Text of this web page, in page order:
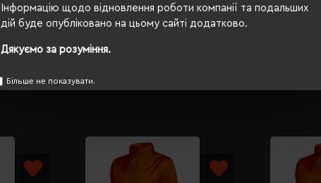
Інформацію щодо відновлення роботи компанії та подальших
дій буде опубліковано на цьому сайті додатково.
Дякуємо за розуміння.
Більше не показувати.